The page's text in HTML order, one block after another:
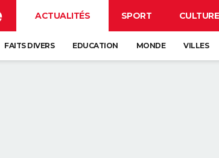
ACTUALITÉS SPORT CULTURE
FAITS DIVERS EDUCATION MONDE VILLES